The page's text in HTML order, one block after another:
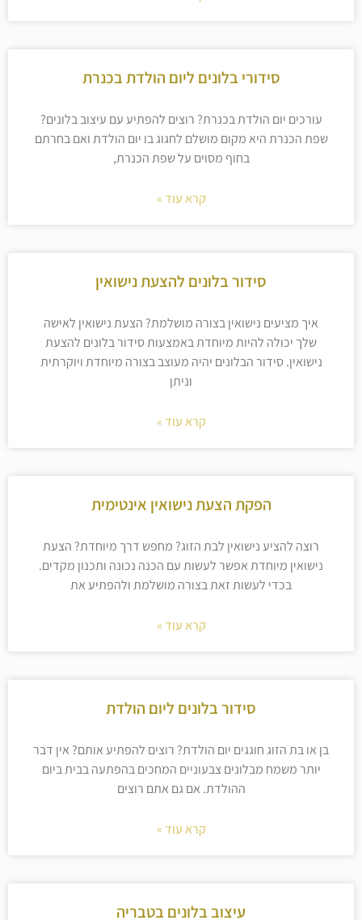
סידורי בלונים ליום הולדת בכנרת
עורכים יום הולדת בכנרת? רוצים להפתיע עם עיצוב בלונים?
שפת הכנרת היא מקום מושלם לחגוג בו יום הולדת ואם בחרתם
בחוף מסוים על שפת הכנרת,
קרא עוד »
סידור בלונים להצעת נישואין
איך מציעים נישואין בצורה מושלמת? הצעת נישואין לאישה
שלך יכולה להיות מיוחדת באמצעות סידור בלונים להצעת
נישואין. סידור הבלונים יהיה מעוצב בצורה מיוחדת ויוקרתית
וניתן
קרא עוד »
הפקת הצעת נישואין אינטימית
רוצה להציע נישואין לבת הזוג? מחפש דרך מיוחדת? הצעת
נישואין מיוחדת אפשר לעשות עם הכנה נכונה ותכנון מקדים.
בכדי לעשות זאת בצורה מושלמת ולהפתיע את
קרא עוד »
סידור בלונים ליום הולדת
בן או בת הזוג חוגגים יום הולדת? רוצים להפתיע אותם? אין דבר
יותר משמח מבלונים צבעוניים המחכים בהפתעה בבית ביום
ההולדת. אם גם אתם רוצים
קרא עוד »
עיצוב בלונים בטבריה